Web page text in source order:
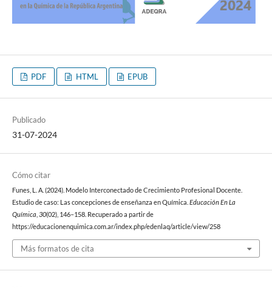
PDF HTML EPUB
Publicado
31-07-2024
Cómo citar
Funes, L. A. (2024). Modelo Interconectado de Crecimiento Profesional Docente.
Estudio de caso: Las concepciones de enseñanza en Química.Educación En La
Química,30(02), 146–158. Recuperado a partir de
https://educacionenquimica.com.ar/index.php/edenlaq/article/view/258
Más formatos de cita